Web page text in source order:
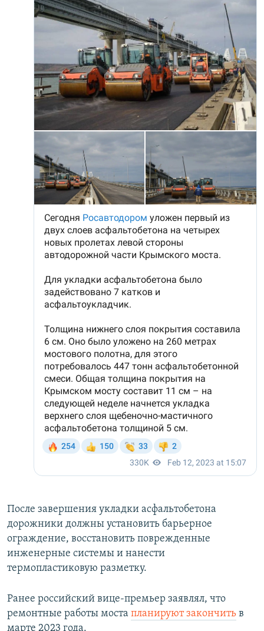
После завершения укладки асфальтобетона
дорожники должны установить барьерное
ограждение, восстановить поврежденные
инженерные системы и нанести
термопластиковую разметку.
Ранее российский вице-премьер заявлял, что
ремонтные работы моста планируют закончить в
марте 2023 года.